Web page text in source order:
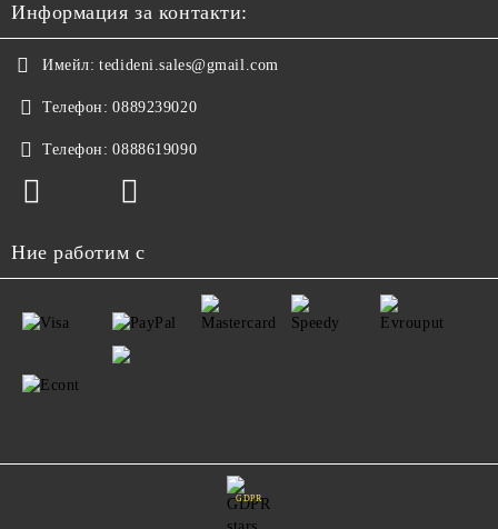
Информация за контакти:
Имейл: tedideni.sales@gmail.com
Телефон: 0889239020
Телефон: 0888619090
Ние работим с
GDPR